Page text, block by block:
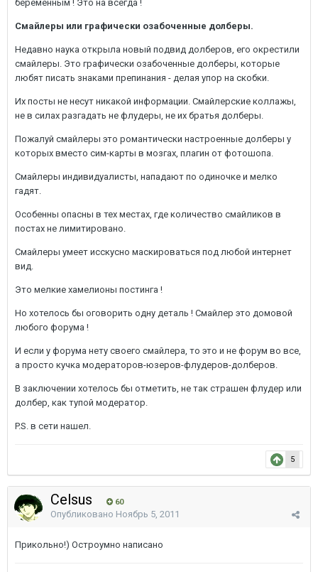
беременным ! Это на всегда !
Смайлеры или графически озабоченные долберы.
Недавно наука открыла новый подвид долберов, его окрестили
смайлеры. Это графически озабоченные долберы, которые
любят писать знаками препинания - делая упор на скобки.
Их посты не несут никакой информации. Смайлерские коллажы,
не в силах разгадать не флудеры, не их братья долберы.
Пожалуй смайлеры это романтически настроенные долберы у
которых вместо сим-карты в мозгах, плагин от фотошопа.
Смайлеры индивидуалисты, нападают по одиночке и мелко
гадят.
Особенны опасны в тех местах, где количество смайликов в
постах не лимитировано.
Смайлеры умеет исскусно маскироваться под любой интернет
вид.
Это мелкие хамелионы постинга !
Но хотелось бы оговорить одну деталь ! Смайлер это домовой
любого форума !
И если у форума нету своего смайлера, то это и не форум во все,
а просто кучка модераторов-юзеров-флудеров-долберов.
В заключении хотелось бы отметить, не так страшен флудер или
долбер, как тупой модератор.
P.S. в сети нашел.
5
Celsus 60
Опубликовано Ноябрь 5, 2011
Прикольно!) Остроумно написано